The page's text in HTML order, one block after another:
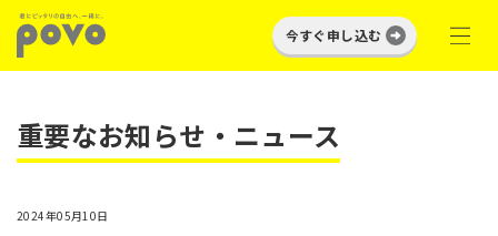
今すぐ申し込む
重要なお知らせ・ニュース
2024年05月10日